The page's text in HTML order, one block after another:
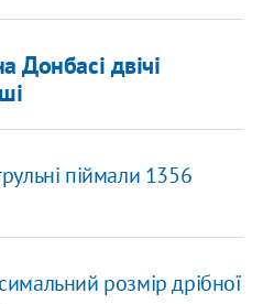
Донбасі двічі
піймали 1356
розмір дрібної